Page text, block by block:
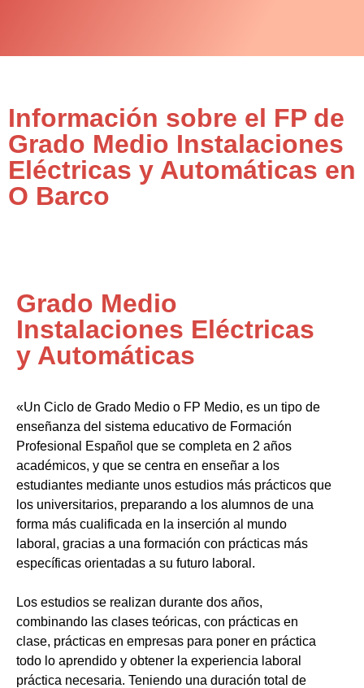
Información sobre el FP de
Grado Medio Instalaciones
Eléctricas y Automáticas en
O Barco
Grado Medio
Instalaciones Eléctricas
y Automáticas
«Un Ciclo de Grado Medio o FP Medio, es un tipo de
enseñanza del sistema educativo de Formación
Profesional Español que se completa en 2 años
académicos, y que se centra en enseñar a los
estudiantes mediante unos estudios más prácticos que
los universitarios, preparando a los alumnos de una
forma más cualificada en la inserción al mundo
laboral, gracias a una formación con prácticas más
específicas orientadas a su futuro laboral.
Los estudios se realizan durante dos años,
combinando las clases teóricas, con prácticas en
clase, prácticas en empresas para poner en práctica
todo lo aprendido y obtener la experiencia laboral
práctica necesaria. Teniendo una duración total de